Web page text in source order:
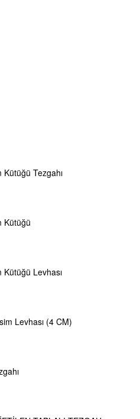
Tezgahı
Kütüğü
Kütüğü Levhası
Levhası (4 CM)